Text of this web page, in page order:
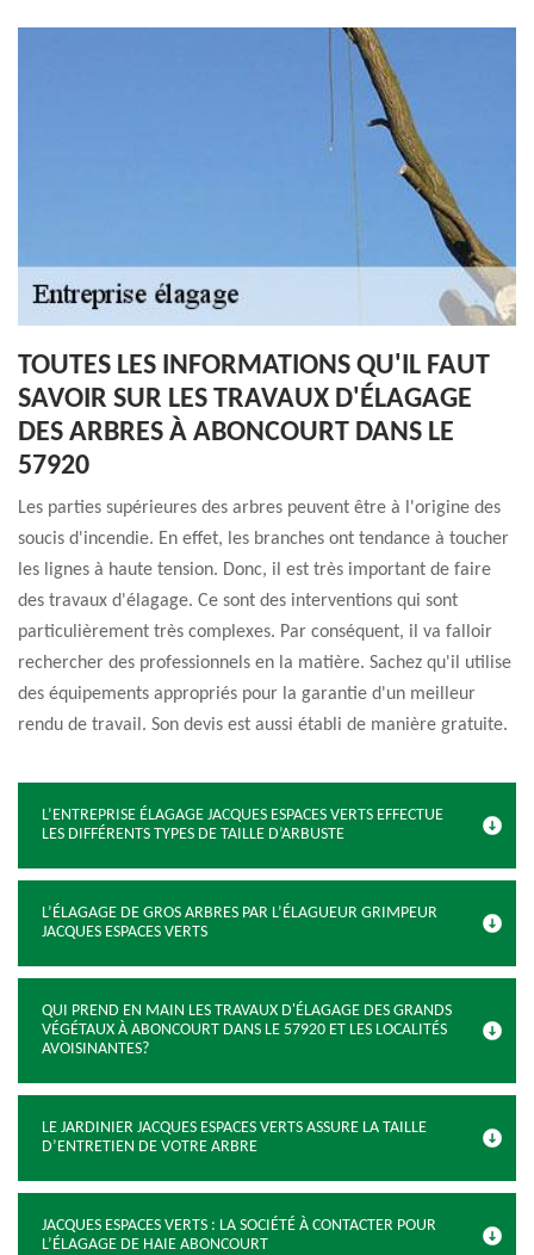
TOUTES LES INFORMATIONS QU'IL FAUT
SAVOIR SUR LES TRAVAUX D'ÉLAGAGE
DES ARBRES À ABONCOURT DANS LE
57920
Les parties supérieures des arbres peuvent être à l'origine des
soucis d'incendie. En effet, les branches ont tendance à toucher
les lignes à haute tension. Donc, il est très important de faire
des travaux d'élagage. Ce sont des interventions qui sont
particulièrement très complexes. Par conséquent, il va falloir
rechercher des professionnels en la matière. Sachez qu'il utilise
des équipements appropriés pour la garantie d'un meilleur
rendu de travail. Son devis est aussi établi de manière gratuite.
L’ENTREPRISE ÉLAGAGE JACQUES ESPACES VERTS EFFECTUE
LES DIFFÉRENTS TYPES DE TAILLE D’ARBUSTE
L’ÉLAGAGE DE GROS ARBRES PAR L’ÉLAGUEUR GRIMPEUR
JACQUES ESPACES VERTS
QUI PREND EN MAIN LES TRAVAUX D'ÉLAGAGE DES GRANDS
VÉGÉTAUX À ABONCOURT DANS LE 57920 ET LES LOCALITÉS
AVOISINANTES?
LE JARDINIER JACQUES ESPACES VERTS ASSURE LA TAILLE
D’ENTRETIEN DE VOTRE ARBRE
JACQUES ESPACES VERTS : LA SOCIÉTÉ À CONTACTER POUR
L’ÉLAGAGE DE HAIE ABONCOURT